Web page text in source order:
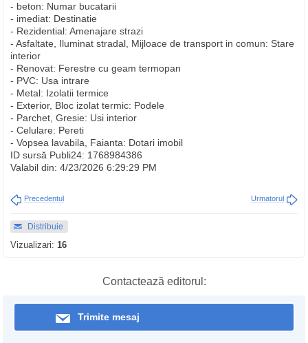
- beton: Numar bucatarii
- imediat: Destinatie
- Rezidential: Amenajare strazi
- Asfaltate, Iluminat stradal, Mijloace de transport in comun: Stare
interior
- Renovat: Ferestre cu geam termopan
- PVC: Usa intrare
- Metal: Izolatii termice
- Exterior, Bloc izolat termic: Podele
- Parchet, Gresie: Usi interior
- Celulare: Pereti
- Vopsea lavabila, Faianta: Dotari imobil
ID sursă Publi24: 1768984386
Valabil din: 4/23/2026 6:29:29 PM
Precedentul Urmatorul
Distribuie
Vizualizari: 16
Contactează editorul:
Trimite mesaj